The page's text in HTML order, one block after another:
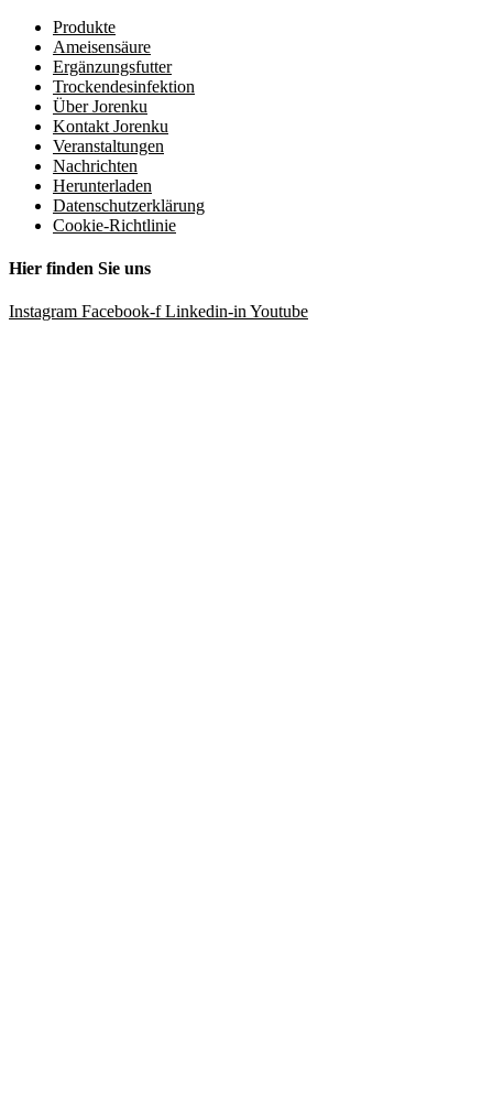
Produkte
Ameisensäure
Ergänzungsfutter
Trockendesinfektion
Über Jorenku
Kontakt Jorenku
Veranstaltungen
Nachrichten
Herunterladen
Datenschutzerklärung
Cookie-Richtlinie
Hier finden Sie uns
Instagram Facebook-f Linkedin-in Youtube